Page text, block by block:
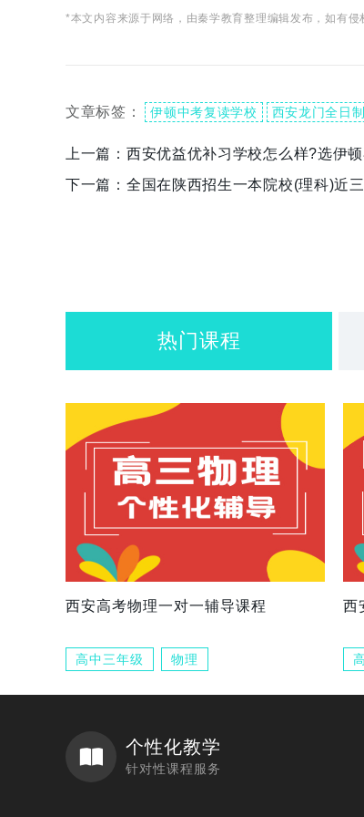
*本文内容来源于网络，由秦学教育整理编辑发布，如有侵
文章标签： 伊顿中考复读学校 西安龙门全日
上一篇： 西安优益优补习学校怎么样?选伊
下一篇： 全国在陕西招生一本院校(理科)近
热门课程
西安高考物理一对一辅导课程
高中三年级 物理
西
个性化教学
针对性课程服务